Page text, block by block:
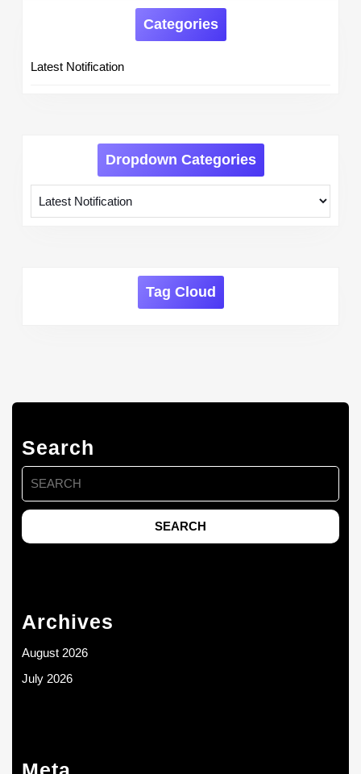
Categories
Latest Notification
Dropdown Categories
Tag Cloud
Search
Search
for:
Archives
August 2026
July 2026